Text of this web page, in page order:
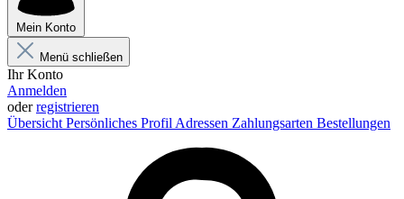
Mein Konto
Menü schließen
Ihr Konto
Anmelden
oderregistrieren
Übersicht Persönliches Profil Adressen Zahlungsarten Bestellungen